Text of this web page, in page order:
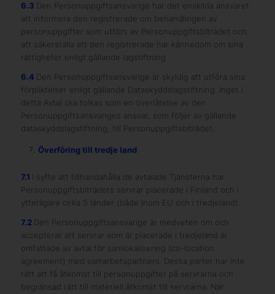
6.3
Den Personuppgiftsansvarige har det enskilda ansvaret
att informera den registrerade om behandlingen av
personuppgifter som utförs av Personuppgiftsbiträdet och
att säkerställa att den registrerade har kännedom om sina
rättigheter enligt gällande lagstiftning.
6.4 Den Personuppgiftsansvarige är skyldig att utföra sina
förpliktelser enligt gällande Dataskyddslagstiftning. Inget i
detta Avtal ska tolkas som en överlåtelse av den
Personuppgiftsansvariges ansvar, som följer av gällande
dataskyddslagstiftning, till Personuppgiftsbiträdet.
Överföring till tredje land
7.1
I syfte att tillhandahålla de avtalade Tjänsterna har
Personuppgiftsbiträdets servrar placerade i Finland och i
ytterligare cirka 5 länder (både inom EU och i tredjeland).
7.2 Den Personuppgiftsansvarige är medveten om och
accepterar att servrar som är placerade i tredjeland är
omfattade av avtal för samlokalisering (co-location
agreement) med samarbetspartners. Dessa parter har inte
rätt att få åtkomst till personuppgifter på servrarna och
begränsad rätt till materiell åtkomst till servrarna. När